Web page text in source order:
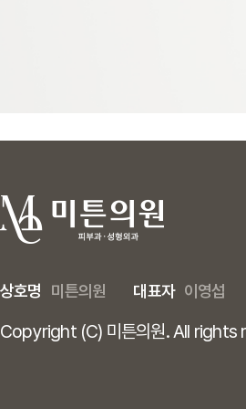
상호명 미튼의원 대표자 이영섭
Copyright (C) 미튼의원. All